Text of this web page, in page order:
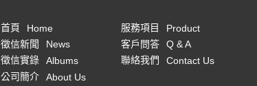
首頁 Home 服務項目
Product
徵信新聞
News 客戶問答
Q & A
徵信實錄
Albums 聯絡我們
Contact Us
公司簡介
About Us